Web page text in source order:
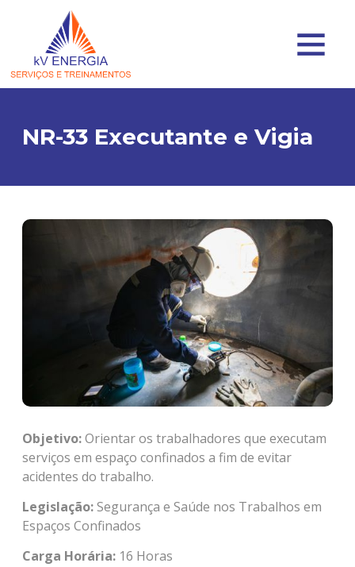
NR-33 Executante e Vigia
Objetivo:Orientar os trabalhadores que executam
serviços em espaço confinados a fim de evitar
acidentes do trabalho.
Legislação:Segurança e Saúde nos Trabalhos em
Espaços Confinados
Carga Horária: 16 Horas